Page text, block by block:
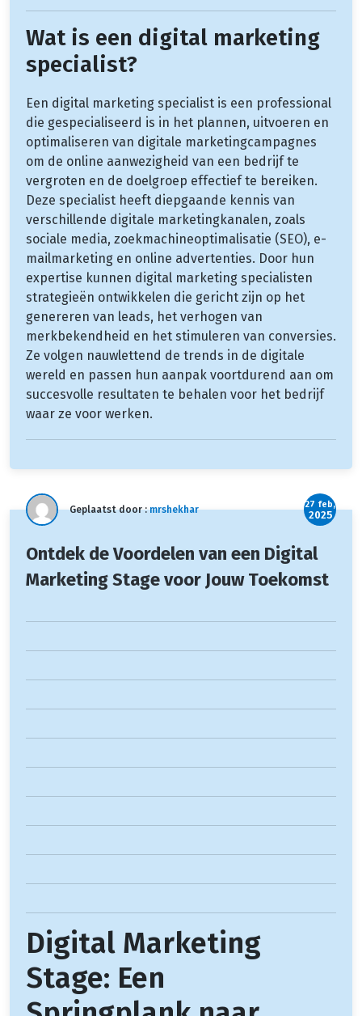
Wat is een digital marketing
specialist?
Een digital marketing specialist is een professional
die gespecialiseerd is in het plannen, uitvoeren en
optimaliseren van digitale marketingcampagnes
om de online aanwezigheid van een bedrijf te
vergroten en de doelgroep effectief te bereiken.
Deze specialist heeft diepgaande kennis van
verschillende digitale marketingkanalen, zoals
sociale media, zoekmachineoptimalisatie (SEO), e-
mailmarketing en online advertenties. Door hun
expertise kunnen digital marketing specialisten
strategieën ontwikkelen die gericht zijn op het
genereren van leads, het verhogen van
merkbekendheid en het stimuleren van conversies.
Ze volgen nauwlettend de trends in de digitale
wereld en passen hun aanpak voortdurend aan om
succesvolle resultaten te behalen voor het bedrijf
waar ze voor werken.
Geplaatst door :mrshekhar 27 feb,
2025
Ontdek de Voordelen van een Digital
Marketing Stage voor Jouw Toekomst
Digital Marketing
Stage: Een